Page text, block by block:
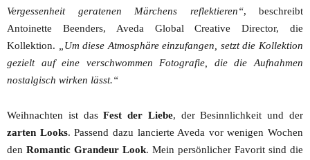
Vergessenheit geratenen Märchens reflektieren“, beschreibt
Antoinette Beenders, Aveda Global Creative Director, die
Kollektion.
„Um diese Atmosphäre einzufangen, setzt die Kollektion
gezielt auf eine verschwommen Fotografie, die die Aufnahmen
nostalgisch wirken lässt.“
Weihnachten ist dasFest der Liebe, der Besinnlichkeit und der
zarten Looks. Passend dazu lancierte Aveda vor wenigen Wochen
den Romantic Grandeur Look. Mein persönlicher Favorit sind die